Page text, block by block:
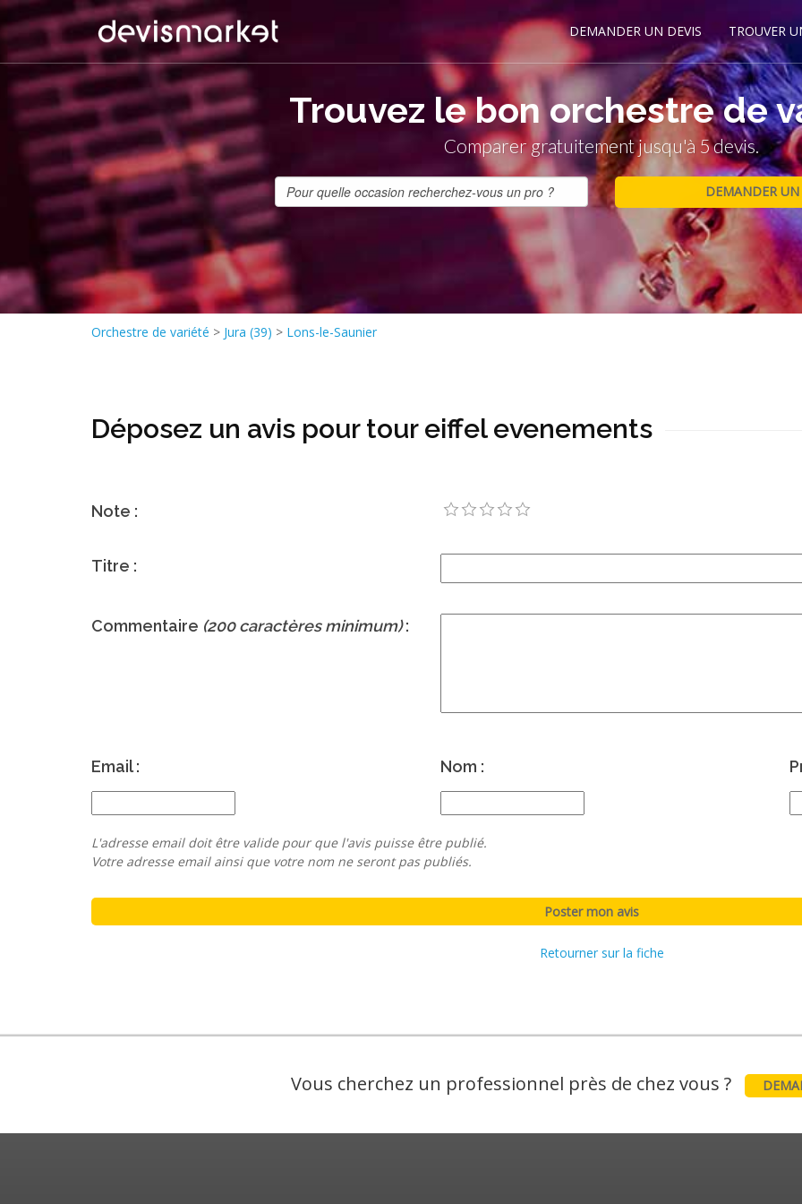
DEMANDER UN DEVIS TROUVER
Trouvez le bon orchestre de
Comparer gratuitement jusqu'à 5 devis.
Orchestre de variété > Jura (39) > Lons-le-Saunier
Déposez un avis pour tour eiffel evenements
Note :
Titre :
Commentaire (200 caractères minimum):
Email : Nom :
L'adresse email doit être valide pour que l'avis puisse être publié.
Votre adresse email ainsi que votre nom ne seront pas publiés.
Retourner sur la fiche
Vous cherchez un professionnel près de chez vous ?